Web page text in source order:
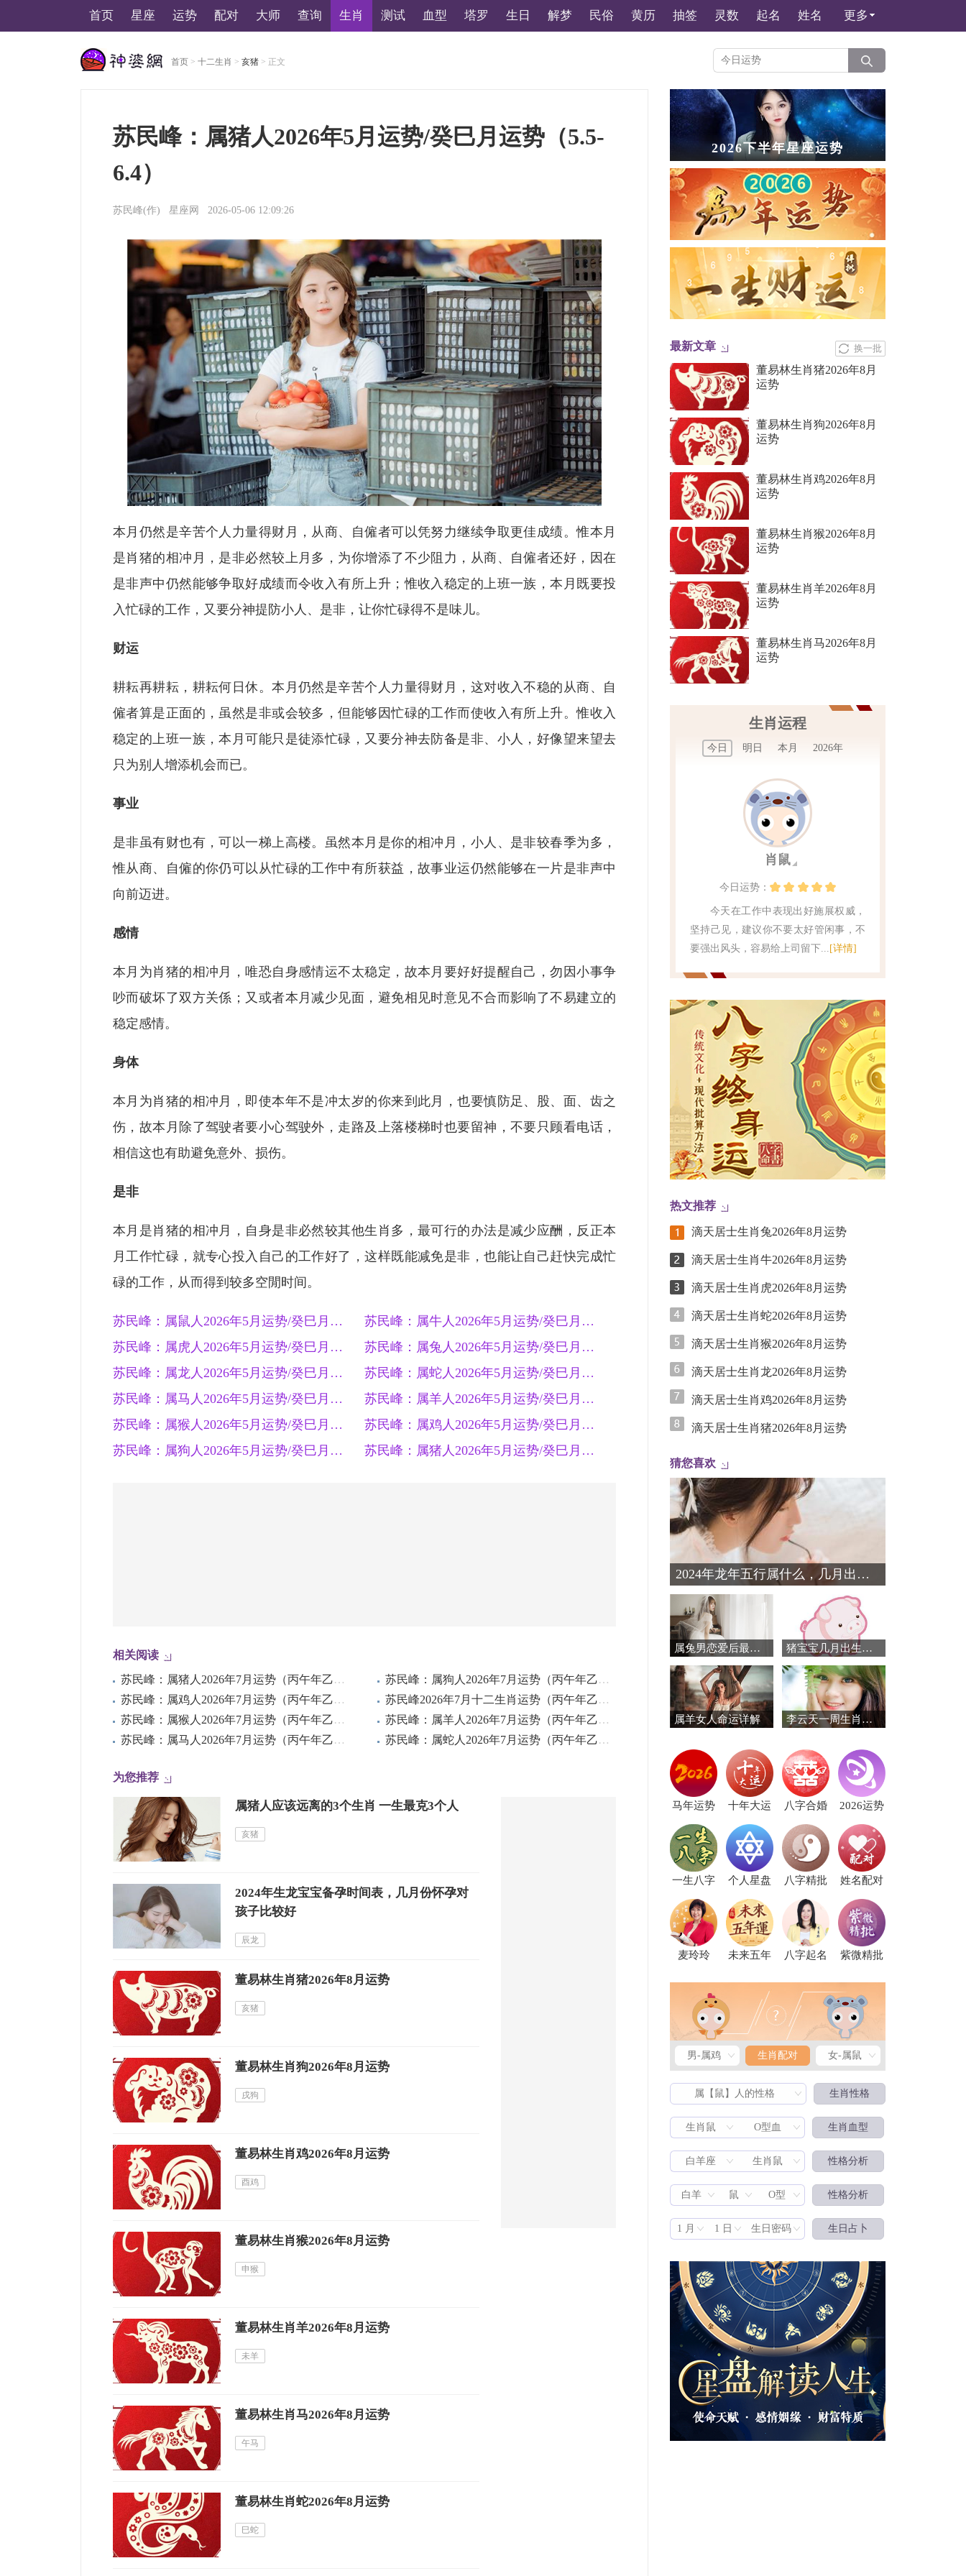
首页 星座 运势 配对 大师 查询 生肖 测试 血型 塔罗 生日 解梦 民俗 黄历 抽签 灵数 起名 姓名 更多
首页 > 十二生肖 > 亥猪 > 正文
苏民峰：属猪人2026年5月运势/癸巳月运势（5.5-
6.4）
苏民峰(作) 星座网 2026-05-06 12:09:26
本月仍然是辛苦个人力量得财月，从商、自僱者可以凭努力继续争取更佳成绩。惟本月
是肖猪的相冲月，是非必然较上月多，为你增添了不少阻力，从商、自僱者还好，因在
是非声中仍然能够争取好成绩而令收入有所上升；惟收入稳定的上班一族，本月既要投
入忙碌的工作，又要分神提防小人、是非，让你忙碌得不是味儿。
财运
耕耘再耕耘，耕耘何日休。本月仍然是辛苦个人力量得财月，这对收入不稳的从商、自
僱者算是正面的，虽然是非或会较多，但能够因忙碌的工作而使收入有所上升。惟收入
稳定的上班一族，本月可能只是徒添忙碌，又要分神去防备是非、小人，好像望来望去
只为别人增添机会而已。
事业
是非虽有财也有，可以一梯上高楼。虽然本月是你的相冲月，小人、是非较春季为多，
惟从商、自僱的你仍可以从忙碌的工作中有所获益，故事业运仍然能够在一片是非声中
向前迈进。
感情
本月为肖猪的相冲月，唯恐自身感情运不太稳定，故本月要好好提醒自己，勿因小事争
吵而破坏了双方关係；又或者本月减少见面，避免相见时意见不合而影响了不易建立的
稳定感情。
身体
本月为肖猪的相冲月，即使本年不是冲太岁的你来到此月，也要慎防足、股、面、齿之
伤，故本月除了驾驶者要小心驾驶外，走路及上落楼梯时也要留神，不要只顾看电话，
相信这也有助避免意外、损伤。
是非
本月是肖猪的相冲月，自身是非必然较其他生肖多，最可行的办法是减少应酬，反正本
月工作忙碌，就专心投入自己的工作好了，这样既能减免是非，也能让自己赶快完成忙
碌的工作，从而得到较多空閒时间。
苏民峰：属鼠人2026年5月运势/癸巳月运势（5.5-6.4）
苏民峰：属牛人2026年5月运势/癸巳月运势（5.5-6.4）
苏民峰：属虎人2026年5月运势/癸巳月运势（5.5-6.4）
苏民峰：属兔人2026年5月运势/癸巳月运势（5.5-6.4）
苏民峰：属龙人2026年5月运势/癸巳月运势（5.5-6.4）
苏民峰：属蛇人2026年5月运势/癸巳月运势（5.5-6.4）
苏民峰：属马人2026年5月运势/癸巳月运势（5.5-6.4）
苏民峰：属羊人2026年5月运势/癸巳月运势（5.5-6.4）
苏民峰：属猴人2026年5月运势/癸巳月运势（5.5-6.4）
苏民峰：属鸡人2026年5月运势/癸巳月运势（5.5-6.4）
苏民峰：属狗人2026年5月运势/癸巳月运势（5.5-6.4）
苏民峰：属猪人2026年5月运势/癸巳月运势（5.5-6.4）
相关阅读
苏民峰：属猪人2026年7月运势（丙午年乙未月）
苏民峰：属狗人2026年7月运势（丙午年乙未月）
苏民峰：属鸡人2026年7月运势（丙午年乙未月）
苏民峰2026年7月十二生肖运势（丙午年乙未月）
苏民峰：属猴人2026年7月运势（丙午年乙未月）
苏民峰：属羊人2026年7月运势（丙午年乙未月）
苏民峰：属马人2026年7月运势（丙午年乙未月）
苏民峰：属蛇人2026年7月运势（丙午年乙未月）
为您推荐
属猪人应该远离的3个生肖 一生最克3个人
亥猪
2024年生龙宝宝备孕时间表，几月份怀孕对
孩子比较好
辰龙
董易林生肖猪2026年8月运势
亥猪
董易林生肖狗2026年8月运势
戌狗
董易林生肖鸡2026年8月运势
酉鸡
董易林生肖猴2026年8月运势
申猴
董易林生肖羊2026年8月运势
未羊
董易林生肖马2026年8月运势
午马
董易林生肖蛇2026年8月运势
巳蛇
2026下半年星座运势
换一批
最新文章
董易林生肖猪2026年8月
运势
董易林生肖狗2026年8月
运势
董易林生肖鸡2026年8月
运势
董易林生肖猴2026年8月
运势
董易林生肖羊2026年8月
运势
董易林生肖马2026年8月
运势
生肖运程
今日 明日 本月 2026年
肖鼠
今日 运势：
今天在工作中表现出好施展权威，
坚持己见，建议你不要太好管闲事，不
要强出风头，容易给上司留下... [详情]
热文推荐
滴天居士生肖兔2026年8月运势
滴天居士生肖牛2026年8月运势
滴天居士生肖虎2026年8月运势
滴天居士生肖蛇2026年8月运势
滴天居士生肖猴2026年8月运势
滴天居士生肖龙2026年8月运势
滴天居士生肖鸡2026年8月运势
滴天居士生肖猪2026年8月运势
猜您喜欢
2024年龙年五行属什么，几月出生最好
属兔男恋爱后最反感什么？别作！ 猪宝宝几月出生好，2019年猪宝宝几月出生最好
属羊女人命运详解 李云天一周生肖鼠运势（3.12-3.18）
马年运势 十年大运 八字合婚 2026运势
一生八字 个人星盘 八字精批 姓名配对
麦玲玲 未来五年 八字起名 紫微精批
生肖配对
男-属鸡 生肖配对 女-属鼠
属【鼠】人的性格 生肖性格
生肖鼠 O型血 生肖血型
白羊座 生肖鼠 性格分析
白羊 鼠 O型 性格分析
1 月 1 日 生日密码 生日占卜